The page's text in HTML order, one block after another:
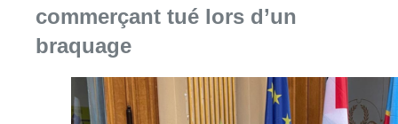
commerçant tué lors d’un
braquage